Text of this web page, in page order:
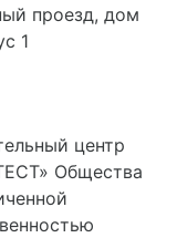
проезд, дом
1
центр
Общества